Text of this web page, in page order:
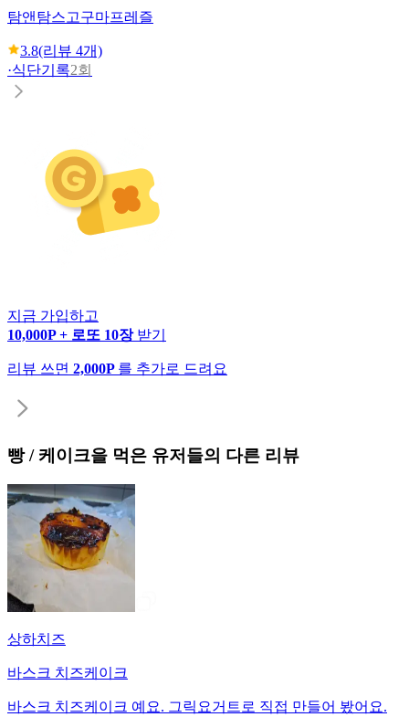
탐앤탐스고구마프레즐
3.8(리뷰 4개)
·식단기록2회
지금 가입하고
10,000P + 로또 10장 받기
리뷰 쓰면 2,000P 를 추가로 드려요
빵 / 케이크을 먹은 유저들의 다른 리뷰
상하치즈
바스크 치즈케이크
바스크 치즈케이크 예요. 그릭요거트로 직접 만들어 봤어요.